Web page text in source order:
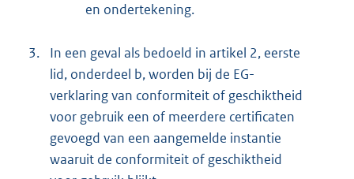
en ondertekening.
3.
In een geval als bedoeld in artikel 2, eerste
lid, onderdeel b, worden bij de EG-
verklaring van conformiteit of geschiktheid
voor gebruik een of meerdere certificaten
gevoegd van een aangemelde instantie
waaruit de conformiteit of geschiktheid